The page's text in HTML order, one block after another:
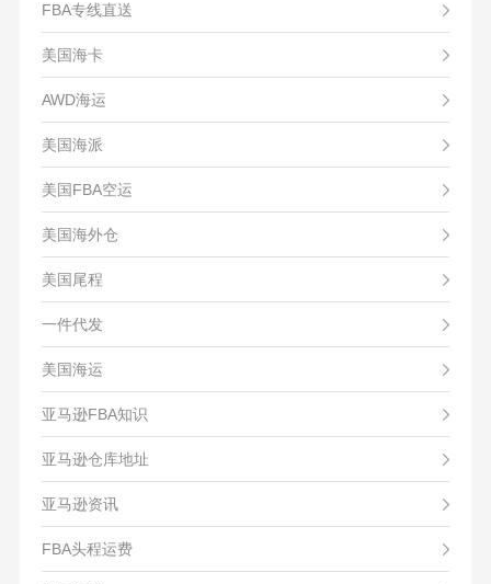
FBA专线直送
美国海卡
AWD海运
美国海派
美国FBA空运
美国海外仓
美国尾程
一件代发
美国海运
亚马逊FBA知识
亚马逊仓库地址
亚马逊资讯
FBA头程运费